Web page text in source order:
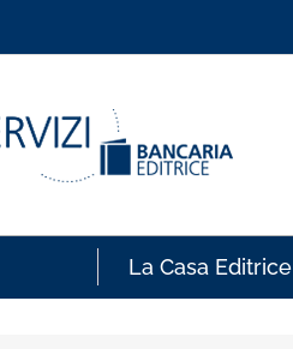
La Casa Editrice